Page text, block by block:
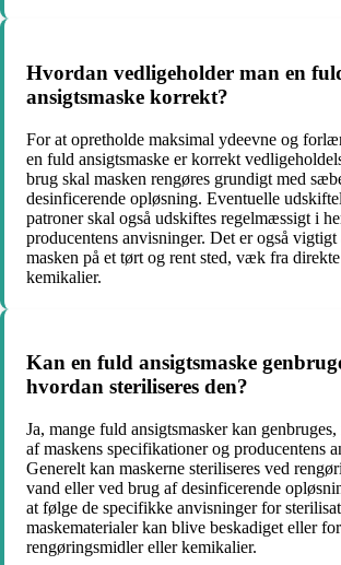
Hvordan vedligeholder man en
ansigtsmaske korrekt?
For at opretholde maksimal ydeevne og
en fuld ansigtsmaske er korrekt
brug skal masken rengøres grundigt med
desinficerende opløsning. Eventuelle
patroner skal også udskiftes regelmæssigt i
producentens anvisninger. Det er også vigtigt
masken på et tørt og rent sted, væk fra
kemikalier.
Kan en fuld ansigtsmaske
hvordan steriliseres den?
Ja, mange fuld ansigtsmasker kan
af maskens specifikationer og producentens
Generelt kan maskerne steriliseres ved
vand eller ved brug af desinficerende
at følge de specifikke anvisninger for
maskematerialer kan blive beskadiget eller
rengøringsmidler eller kemikalier.